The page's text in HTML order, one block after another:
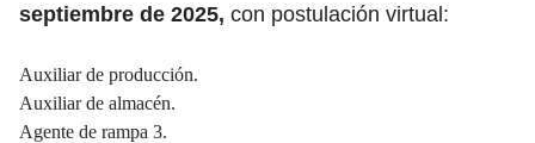
septiembre de 2025, con postulación virtual:
Auxiliar de producción.
Auxiliar de almacén.
Agente de rampa 3.